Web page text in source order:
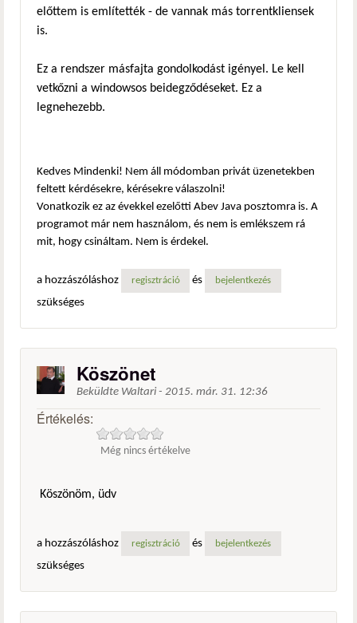
előttem is említették - de vannak más torrentkliensek
is.
Ez a rendszer másfajta gondolkodást igényel. Le kell
vetkőzni a windowsos beidegződéseket. Ez a
legnehezebb.
Kedves Mindenki! Nem áll módomban privát üzenetekben
feltett kérdésekre, kérésekre válaszolni!
Vonatkozik ez az évekkel ezelőtti Abev Java posztomra is. A
programot már nem használom, és nem is emlékszem rá
mit, hogy csináltam. Nem is érdekel.
a hozzászóláshoz regisztráció és bejelentkezés
szükséges
Köszönet
Beküldte Waltari - 2015. már. 31. 12:36
Értékelés:
Még nincs értékelve
Köszönöm, üdv
a hozzászóláshoz regisztráció és bejelentkezés
szükséges